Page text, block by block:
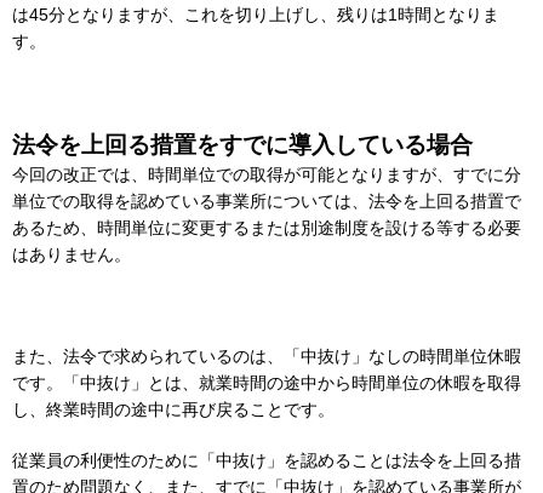
は45分となりますが、これを切り上げし、残りは1時間となりま
す。
法令を上回る措置をすでに導入している場合
今回の改正では、時間単位での取得が可能となりますが、すでに分
単位での取得を認めている事業所については、法令を上回る措置で
あるため、時間単位に変更するまたは別途制度を設ける等する必要
はありません。
また、法令で求められているのは、「中抜け」なしの時間単位休暇
です。「中抜け」とは、就業時間の途中から時間単位の休暇を取得
し、終業時間の途中に再び戻ることです。
従業員の利便性のために「中抜け」を認めることは法令を上回る措
置のため問題なく、また、すでに「中抜け」を認めている事業所が